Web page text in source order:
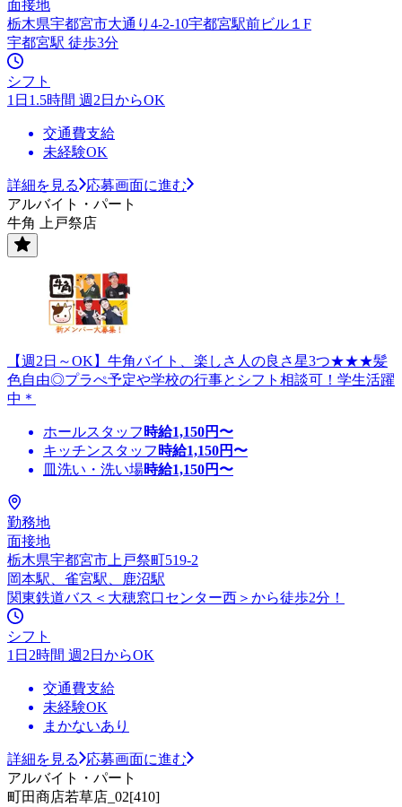
面接地
栃木県宇都宮市大通り4-2-10宇都宮駅前ビル１F
宇都宮駅 徒歩3分
シフト
1日1.5時間 週2日からOK
交通費支給
未経験OK
詳細を見る
応募画面に進む
アルバイト・パート
牛角 上戸祭店
【週2日～OK】牛角バイト、楽しさ人の良さ星3つ★★★髪
色自由◎プラぺ予定や学校の行事とシフト相談可！学生活躍
中＊
ホールスタッフ 時給1,150円〜
キッチンスタッフ 時給1,150円〜
皿洗い・洗い場時給1,150円〜
勤務地
面接地
栃木県宇都宮市上戸祭町519-2
岡本駅、雀宮駅、鹿沼駅
関東鉄道バス＜大穂窓口センター西＞から徒歩2分！
シフト
1日2時間 週2日からOK
交通費支給
未経験OK
まかないあり
詳細を見る
応募画面に進む
アルバイト・パート
町田商店若草店_02[410]